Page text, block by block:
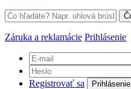
Záruka a reklamácie Prihlásenie
Registrovať sa Prihlásenie